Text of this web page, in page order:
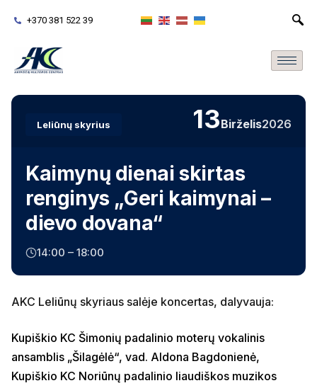
+370 381 522 39
Leliūnų skyrius 13Birželis2026
Kaimynų dienai skirtas
renginys „Geri kaimynai –
dievo dovana“
14:00 – 18:00
AKC Leliūnų skyriaus salėje koncertas, dalyvauja:
Kupiškio KC Šimonių padalinio moterų vokalinis
ansamblis „Šilagėlė“, vad. Aldona Bagdonienė,
Kupiškio KC Noriūnų padalinio liaudiškos muzikos